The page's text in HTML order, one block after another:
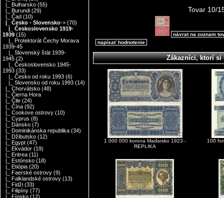
|_ Bulharsko (55)
|_ Burundi (29)
|_ Čad (10)
|_ Česko - Slovensko-> (70)
|_ Československo 1919-
1939 (15)
|_ Protektorát Čechy Morava
1939-45
|_ Slovenský štát 1939-
1945 (2)
|_ Československo 1945-
1993 (33)
|_ Česko od roku 1993 (6)
|_ Slovensko od roku 1993 (14)
|_ Chorvátsko (48)
|_ Čierna Hora
|_ Čile (24)
|_ Čína (92)
|_ Cookove ostrovy (10)
|_ Cyprus (8)
|_ Dánsko (7)
|_ Dominikánska republika (34)
|_ Džibutsko (12)
|_ Egypt (47)
|_ Ekvádor (19)
|_ Eritrea (11)
|_ Estónsko (18)
|_ Etiópia (20)
|_ Faerské ostrovy (9)
|_ Falklandské ostrovy (13)
|_ Fidži (33)
|_ Filipíny (77)
|_ Fínsko (12)
Tovar 10/
návrat na zoznam
napísať hodnotenie
Zákazníci, ktorí si
1 000 000 korona Maďarsko 1923 -
REPLIKA
100